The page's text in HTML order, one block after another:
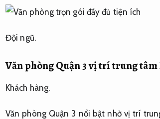
Đội ngũ.
Văn phòng Quận 3 vị trí trung tâm
Khách hàng.
Văn phòng Quận 3 nổi bật nhờ vị trí